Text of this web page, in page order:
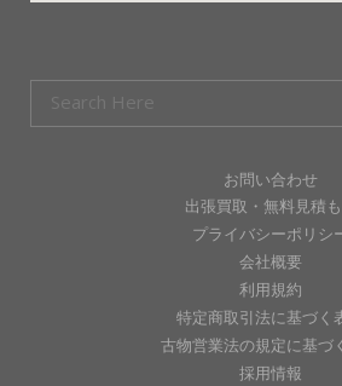
お問い合わせ
出張買取・無料見積
プライバシーポリシ
会社概要
利用規約
特定商取引法に基づく
古物営業法の規定に基づ
採用情報